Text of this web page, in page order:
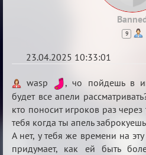
9
23.04.2025 10:33:01
Re:
Разговоры
о
XIX
ТПК.
wasp
, чо пойдешь в
будет все апели
кто поносит игроков раз
тебя когда ты апель
А нет, у тебя же времени на
придумает, как ей быть